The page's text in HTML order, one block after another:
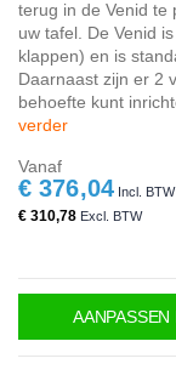
terug in de Venid te
uw tafel. De Venid
klappen) en is
Daarnaast zijn er 2
behoefte kunt
verder
Vanaf
€ 376,04
€ 310,78